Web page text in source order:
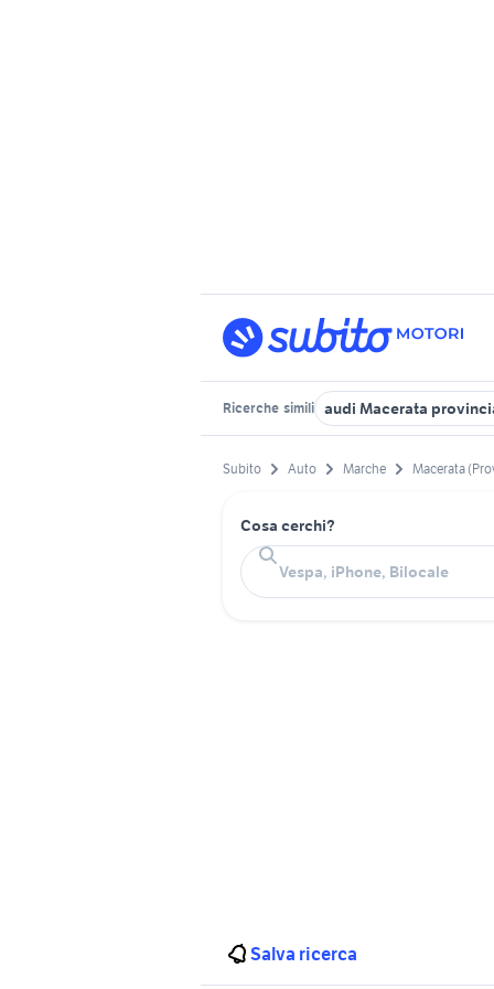
Ricerche simili audi Macerata
Subito Auto Marche Macerata
Cosa cerchi?
Salva ricerca